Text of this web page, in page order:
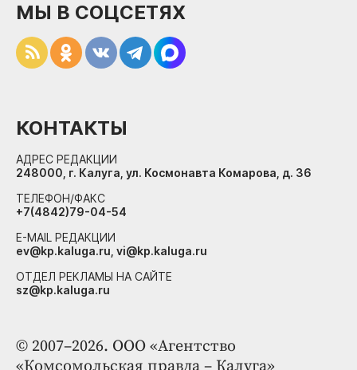
© 2007–2026. ООО «Агентство
МЫ В СОЦСЕТЯХ
КОНТАКТЫ
АДРЕС РЕДАКЦИИ
248000, г. Калуга, ул. Космонавта Комарова, д. 36
ТЕЛЕФОН/ФАКС
+7(4842)79-04-54
E-MAIL РЕДАКЦИИ
ev@kp.kaluga.ru, vi@kp.kaluga.ru
ОТДЕЛ РЕКЛАМЫ НА САЙТЕ
sz@kp.kaluga.ru